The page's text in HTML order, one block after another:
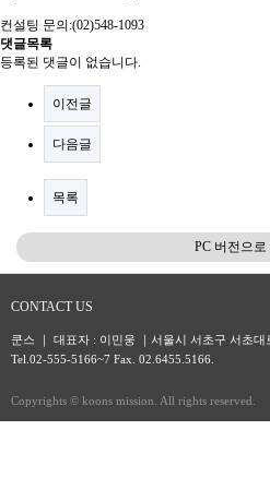
컨설팅 문의:(02)548-1093
댓글목록
등록된 댓글이 없습니다.
이전글
다음글
목록
PC 버전으로
CONTACT US
쿤스 ｜ 대표자 : 이민웅 ｜서울시 서초구 서초
Tel.02-555-5166~7 Fax. 02.6455.5166.
Copyrights © koons mission. All rights reserved.